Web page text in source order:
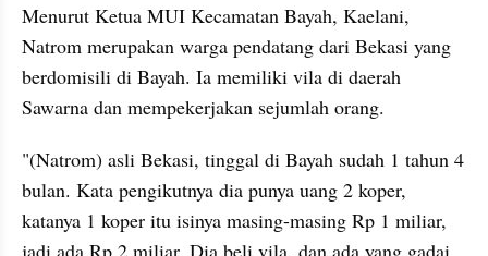
Menurut Ketua MUI Kecamatan Bayah, Kaelani,
Natrom merupakan warga pendatang dari Bekasi yang
berdomisili di Bayah. Ia memiliki vila di daerah
Sawarna dan mempekerjakan sejumlah orang.
"(Natrom) asli Bekasi, tinggal di Bayah sudah 1 tahun 4
bulan. Kata pengikutnya dia punya uang 2 koper,
katanya 1 koper itu isinya masing-masing Rp 1 miliar,
jadi ada Rp 2 miliar. Dia beli vila, dan ada yang gadai